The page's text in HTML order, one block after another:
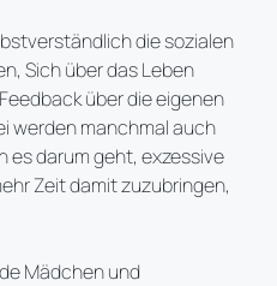
die sozialen
Sich über das Leben
über die eigenen
werden manchmal auch
es darum geht, exzessive
Zeit damit zuzubringen,
Mädchen und